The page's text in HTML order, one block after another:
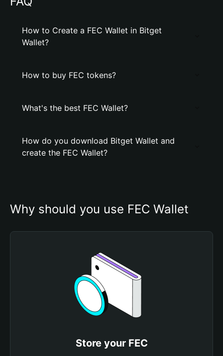
How to Create a FEC Wallet in Bitget
Wallet?
How to buy FEC tokens?
What's the best FEC Wallet?
How do you download Bitget Wallet and
create the FEC Wallet?
Why should you use FEC Wallet
Store your FEC